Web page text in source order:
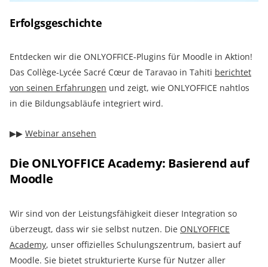
Erfolgsgeschichte
Entdecken wir die ONLYOFFICE-Plugins für Moodle in Aktion!
Das Collège-Lycée Sacré Cœur de Taravao in Tahiti berichtet
von seinen Erfahrungen und zeigt, wie ONLYOFFICE nahtlos
in die Bildungsabläufe integriert wird.
▶︎▶︎ Webinar ansehen
Die ONLYOFFICE Academy: Basierend auf
Moodle
Wir sind von der Leistungsfähigkeit dieser Integration so
überzeugt, dass wir sie selbst nutzen. Die ONLYOFFICE
Academy, unser offizielles Schulungszentrum, basiert auf
Moodle. Sie bietet strukturierte Kurse für Nutzer aller